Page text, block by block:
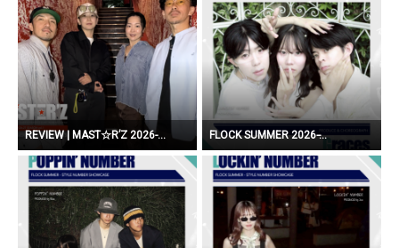
REVIEW | MAST☆R’Z 2026-... FLOCK SUMMER 2026 ̵...